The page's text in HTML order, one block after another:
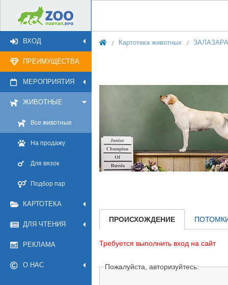
ВХОД
ПРЕИМУЩЕСТВА
МЕРОПРИЯТИЯ
ЖИВОТНЫЕ
Все животные
На продажу
Для вязок
Подбор пар
КАРТОТЕКА
ДЛЯ ЧТЕНИЯ
РЕКЛАМА
О НАС
Картотека животных ЗАЛАЗАРА
ПРОИСХОЖДЕНИЕ
Требуется выполнить вход на сайт
Пожалуйста, авторизуйтесь: